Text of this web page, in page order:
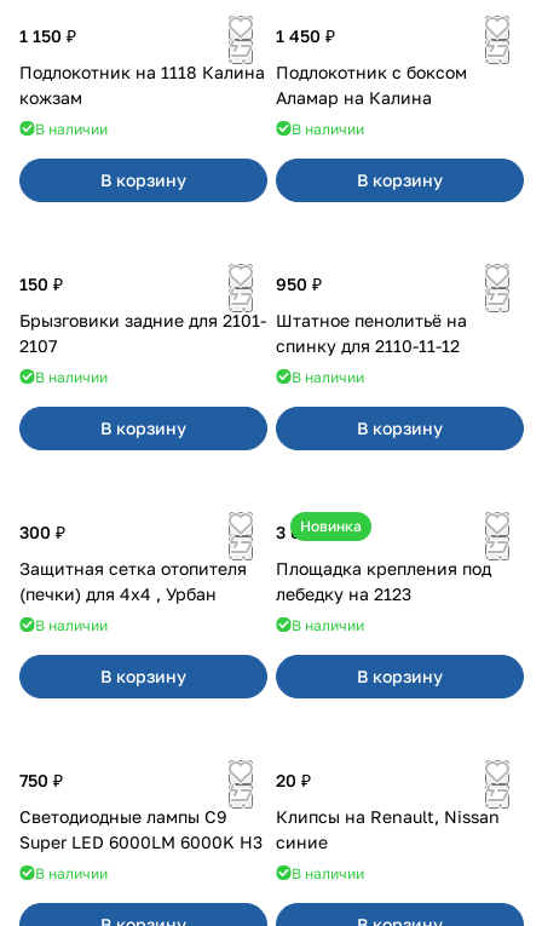
1 150 ₽
Подлокотник на 1118 Калина
кожзам
В наличии
В корзину
1 450 ₽
Подлокотник с боксом
Аламар на Калина
В наличии
В корзину
150 ₽
Брызговики задние для 2101-
2107
В наличии
В корзину
950 ₽
Штатное пенолитьё на
спинку для 2110-11-12
В наличии
В корзину
300 ₽
Защитная сетка отопителя
(печки) для 4x4 , Урбан
В наличии
В корзину
Новинка
3 600 ₽
Площадка крепления под
лебедку на 2123
В наличии
В корзину
750 ₽
Светодиодные лампы C9
Super LED 6000LM 6000K H3
В наличии
20 ₽
Клипсы на Renault, Nissan
синие
В наличии